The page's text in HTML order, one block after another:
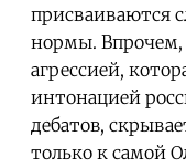
присваиваются
нормы. Впрочем,
агрессией,
интонацией
дебатов,
только к самой